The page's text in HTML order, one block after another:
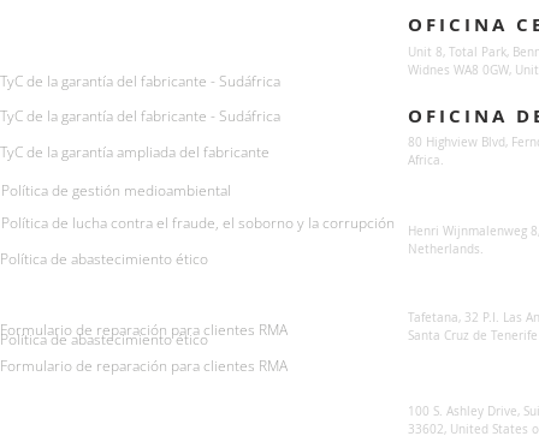
TyC de la garantía del fabricante - Sudáfrica
TyC de la garantía del fabricante - Sudáfrica
TyC de la garantía ampliada del fabricante
Política de gestión medioambiental
Política de lucha contra el fraude, el soborno y la corrupción
Política de abastecimiento ético
Formulario de reparación para clientes RMA
Formulario de reparación para clientes RMA
Política de abastecimiento ético
OFICINA
Unit 8, Total Park,
Widnes WA8 0GW,
OFICINA
80 Highview Blvd,
Africa.
Henri Wijnmalenweg
Netherlands.
Tafetana, 32 P.I. Las
Santa Cruz de Tenerife
100 S. Ashley Drive,
33602, United States